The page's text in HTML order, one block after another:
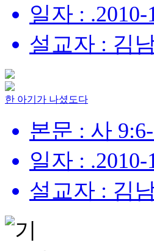
일자 : .2010-
설교자 : 김
한 아기가 나셨도다
본문 : 사
일자 : .2010-
설교자 : 김